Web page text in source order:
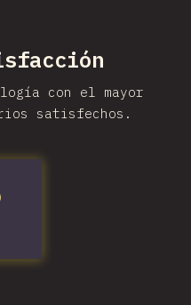
con el mayor
satisfechos.